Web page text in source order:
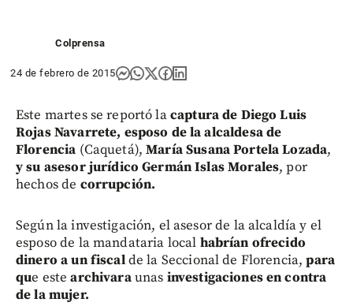
Colprensa
24 de febrero de 2015
Este martes se reportó lacaptura de Diego Luis
Rojas Navarrete, esposo de la alcaldesa de
Florencia (Caquetá),María Susana Portela Lozada,
y su asesor jurídico Germán Islas Morales, por
hechos de corrupción.
Según la investigación, el asesor de la alcaldía y el
esposo de la mandataria local habrían ofrecido
dinero a un fiscalde la Seccional de Florencia,para
que estearchivaraunas investigaciones en contra
de la mujer.